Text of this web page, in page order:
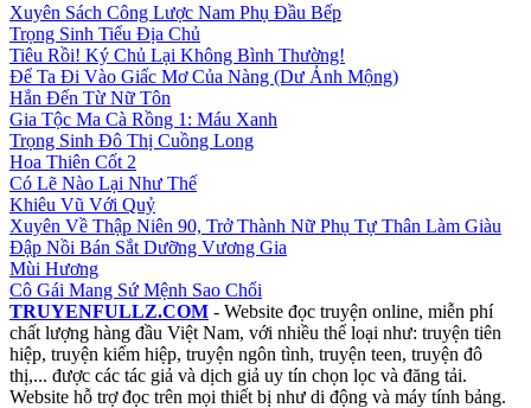
Xuyên Sách Công Lược Nam Phụ Đầu Bếp
Trọng Sinh Tiểu Địa Chủ
Tiêu Rồi! Ký Chủ Lại Không Bình Thường!
Để Ta Đi Vào Giấc Mơ Của Nàng (Dư Ảnh Mộng)
Hắn Đến Từ Nữ Tôn
Gia Tộc Ma Cà Rồng 1: Máu Xanh
Trọng Sinh Đô Thị Cuồng Long
Hoa Thiên Cốt 2
Có Lẽ Nào Lại Như Thế
Khiêu Vũ Với Quỷ
Xuyên Về Thập Niên 90, Trở Thành Nữ Phụ Tự Thân Làm Giàu
Đập Nồi Bán Sắt Dưỡng Vương Gia
Mùi Hương
Cô Gái Mang Sứ Mệnh Sao Chổi
TRUYENFULLZ.COM - Website đọc truyện online, miễn phí
chất lượng hàng đầu Việt Nam, với nhiều thể loại như: truyện tiên
hiệp, truyện kiếm hiệp, truyện ngôn tình, truyện teen, truyện đô
thị,... được các tác giả và dịch giả uy tín chọn lọc và đăng tải.
Website hỗ trợ đọc trên mọi thiết bị như di động và máy tính bảng.